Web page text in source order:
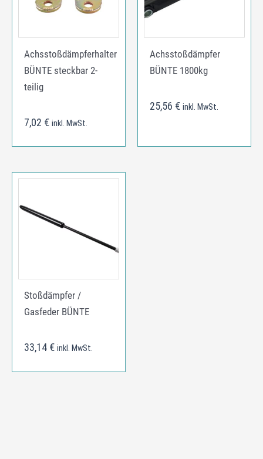
Achsstoßdämpferhalter
BÜNTE steckbar 2-
teilig
7,02 € inkl. MwSt.
Achsstoßdämpfer
BÜNTE 1800kg
25,56 € inkl. MwSt.
Stoßdämpfer /
Gasfeder BÜNTE
33,14 € inkl. MwSt.